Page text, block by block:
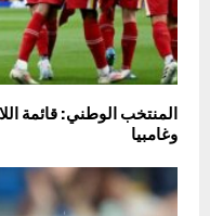
المنتخب الوطني: قائمة
وغامبيا